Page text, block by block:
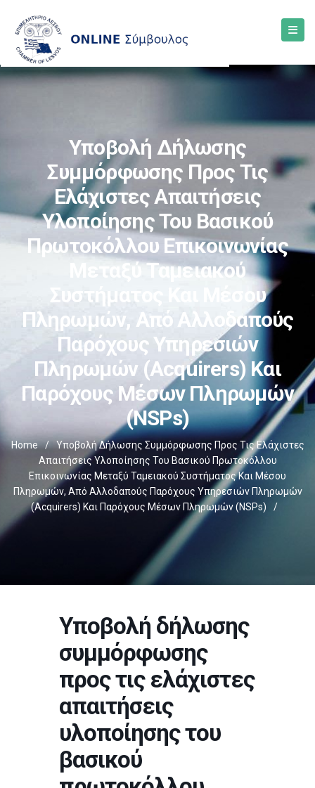
Υποβολή Δήλωσης
Συμμόρφωσης Προς Τις
Ελάχιστες Απαιτήσεις
Υλοποίησης Του Βασικού
Πρωτοκόλλου Επικοινωνίας
Μεταξύ Ταμειακού
Συστήματος Και Μέσου
Πληρωμών, Από Αλλοδαπούς
Παρόχους Υπηρεσιών
Πληρωμών (Αcquirers) Και
Παρόχους Μέσων Πληρωμών
(NSPs)
Home /
Υποβολή Δήλωσης Συμμόρφωσης Προς Τις Ελάχιστες
Απαιτήσεις Υλοποίησης Του Βασικού Πρωτοκόλλου
Επικοινωνίας Μεταξύ Ταμειακού Συστήματος Και Μέσου
Πληρωμών, Από Αλλοδαπούς Παρόχους Υπηρεσιών Πληρωμών
(Αcquirers) Και Παρόχους Μέσων Πληρωμών (NSPs)
/
Υποβολή δήλωσης
συμμόρφωσης
προς τις ελάχιστες
απαιτήσεις
υλοποίησης του
βασικού